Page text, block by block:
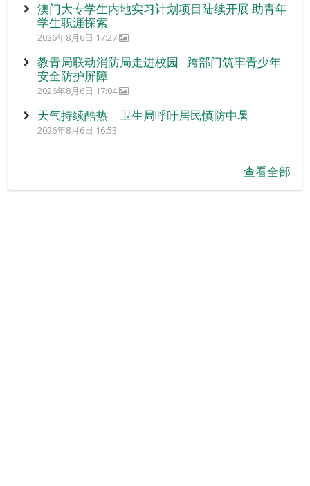
澳门大专学生内地实习计划项目陆续开展 助青年
学生职涯探索
2026年8月6日 17:27
教青局联动消防局走进校园 跨部门筑牢青少年
安全防护屏障
2026年8月6日 17:04
天气持续酷热 卫生局呼吁居民慎防中暑
2026年8月6日 16:53
查看全部